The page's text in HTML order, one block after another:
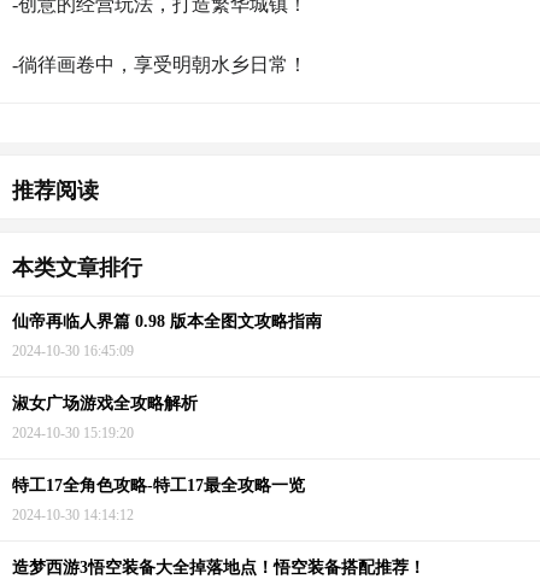
-创意的经营玩法，打造繁华城镇！
-徜徉画卷中，享受明朝水乡日常！
推荐阅读
本类文章排行
仙帝再临人界篇 0.98 版本全图文攻略指南
2024-10-30 16:45:09
淑女广场游戏全攻略解析
2024-10-30 15:19:20
特工17全角色攻略-特工17最全攻略一览
2024-10-30 14:14:12
造梦西游3悟空装备大全掉落地点！悟空装备搭配推荐！